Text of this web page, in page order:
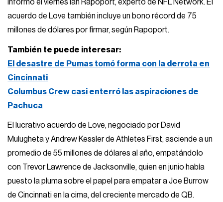
informó el viernes Ian Rapoport, experto de NFL Network. El
acuerdo de Love también incluye un bono récord de 75
millones de dólares por firmar, según Rapoport.
También te puede interesar:
El desastre de Pumas tomó forma con la derrota en
Cincinnati
Columbus Crew casi enterró las aspiraciones de
Pachuca
El lucrativo acuerdo de Love, negociado por David
Mulugheta y Andrew Kessler de Athletes First, asciende a un
promedio de 55 millones de dólares al año, empatándolo
con Trevor Lawrence de Jacksonville, quien en junio había
puesto la pluma sobre el papel para empatar a Joe Burrow
de Cincinnati en la cima, del creciente mercado de QB.